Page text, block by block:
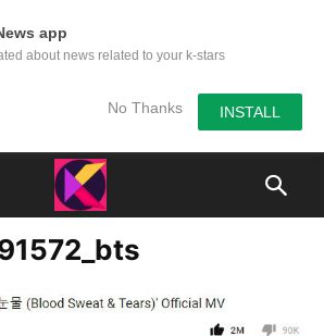
app
about news related to your k-stars
No Thanks INSTALL